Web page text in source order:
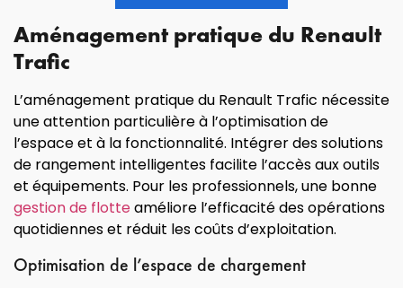
Aménagement pratique du Renault
Trafic
L’aménagement pratique du Renault Trafic nécessite
une attention particulière à l’optimisation de
l’espace et à la fonctionnalité. Intégrer des solutions
de rangement intelligentes facilite l’accès aux outils
et équipements. Pour les professionnels, une bonne
gestion de flotteaméliore l’efficacité des opérations
quotidiennes et réduit les coûts d’exploitation.
Optimisation de l’espace de chargement